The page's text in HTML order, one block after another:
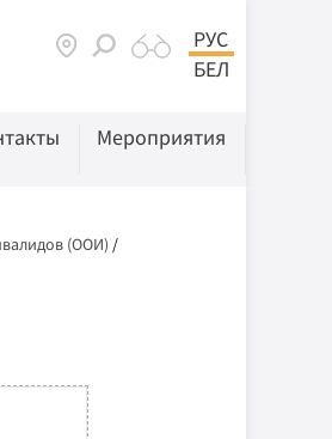
РУС
БЕЛ
Мероприятия
(ООИ) /